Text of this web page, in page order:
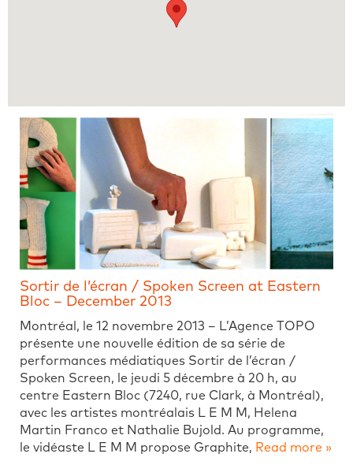
Sortir de l’écran / Spoken Screen at Eastern
Bloc – December 2013
Montréal, le 12 novembre 2013 – L’Agence TOPO
présente une nouvelle édition de sa série de
performances médiatiques Sortir de l’écran /
Spoken Screen, le jeudi 5 décembre à 20 h, au
centre Eastern Bloc (7240, rue Clark, à Montréal),
avec les artistes montréalais L E M M, Helena
Martin Franco et Nathalie Bujold. Au programme,
le vidéaste L E M M propose Graphite, Read more »